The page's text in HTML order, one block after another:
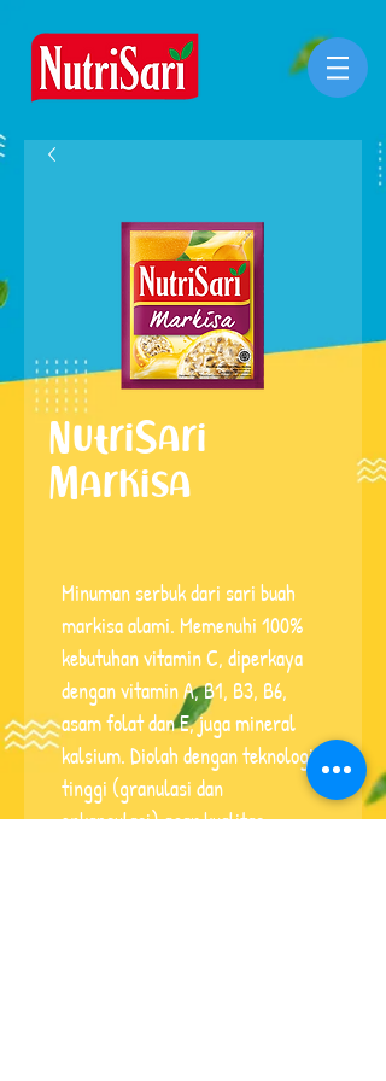
NutriSari
Markisa
Minuman serbuk dari sari buah
markisa alami. Memenuhi 100%
kebutuhan vitamin C, diperkaya
dengan vitamin A, B1, B3, B6,
asam folat dan E, juga mineral
kalsium. Diolah dengan teknologi
tinggi (granulasi dan
enkapsulasi) agar kualitas